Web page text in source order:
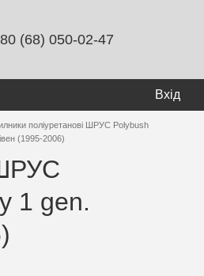
(68) 050-02-47
Вхід
поліуретанові ШРУС Polybush
(1995-2006)
1 gen.